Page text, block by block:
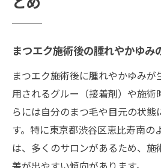
とめ
まつエク施術後の腫れやかゆみ
まつエク施術後に腫れやかゆみ
用されるグルー（接着剤）や施術
らには自分のまつ毛や目元の状態
す。特に東京都渋谷区恵比寿南の
は、多くのサロンがあるため、施